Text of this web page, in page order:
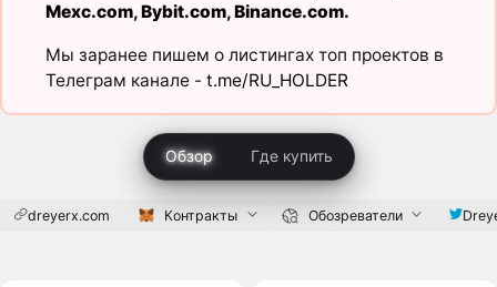
Mexc.com,Bybit.com,Binance.com.
Мы заранее пишем о листингах топ проектов в
Телеграм канале - t.me/RU_HOLDER
Обзор Где купить
dreyerx.com Контракты Обозреватели